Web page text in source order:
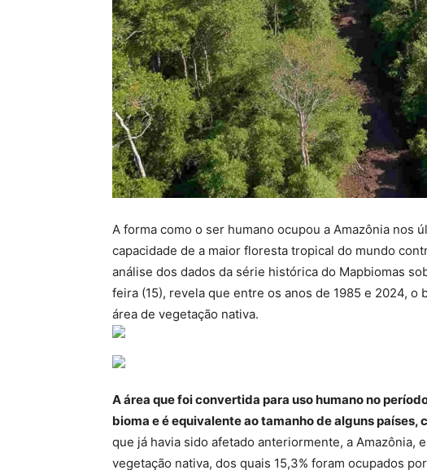
A forma como o ser humano ocupou a Amazônia nos
capacidade de a maior floresta tropical do mundo
análise dos dados da série histórica do Mapbiomas
feira (15), revela que entre os anos de 1985 e 2024,
área de vegetação nativa.
A área que foi convertida para uso humano no
bioma e é equivalente ao tamanho de alguns países,
que já havia sido afetado anteriormente, a Amazônia,
vegetação nativa, dos quais 15,3% foram ocupados